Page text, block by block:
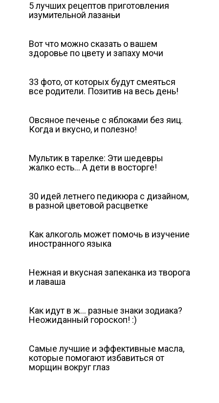
5 лучших рецептов приготовления
изумительной лазаньи
Вот что можно сказать о вашем
здоровье по цвету и запаху мочи
33 фото, от которых будут смеяться
все родители. Позитив на весь день!
Овсяное печенье с яблоками без яиц.
Когда и вкусно, и полезно!
Мультик в тарелке: Эти шедевры
жалко есть… А дети в восторге!
30 идей летнего педикюра с дизайном,
в разной цветовой расцветке
Как алкоголь может помочь в изучение
иностранного языка
Нежная и вкусная запеканка из творога
и лаваша
Как идут в ж… разные знаки зодиака?
Неожиданный гороскоп! :)
Самые лучшие и эффективные масла,
которые помогают избавиться от
морщин вокруг глаз